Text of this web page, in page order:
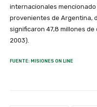
internacionales
provenientes de Argentina,
significaron 47,8 millones
2003).
FUENTE: MISIONES ON LINE